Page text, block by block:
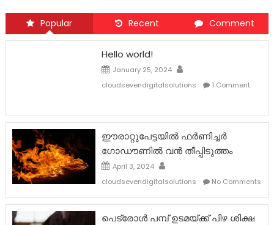
Popular Recent Comment
Hello world!
January 25, 2024
cloudsevendigitalsolutions
1 Comment
ഈരാറ്റുപേട്ടയില്‍ ഫര്‍ണിച്ചര്‍
ഗോഡൗണിൽ വന്‍ തീപ്പിടുത്തം
April 3, 2024
cloudsevendigitalsolutions
No Comments
പെട്രോൾ പമ്പ് ഉടമയ്ക്ക് പിഴ ശിക്ഷ